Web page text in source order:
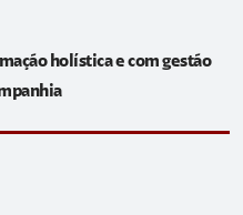
holística e com gestão